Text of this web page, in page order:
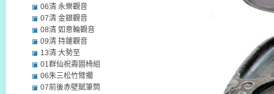
06清 永樂觀音
07清 金銀觀音
08清 如意輪觀音
09清 持蓮觀音
13清 大勢至
01群仙祝壽圖椅組
06朱三松竹臂擱
07前後赤壁賦筆筒